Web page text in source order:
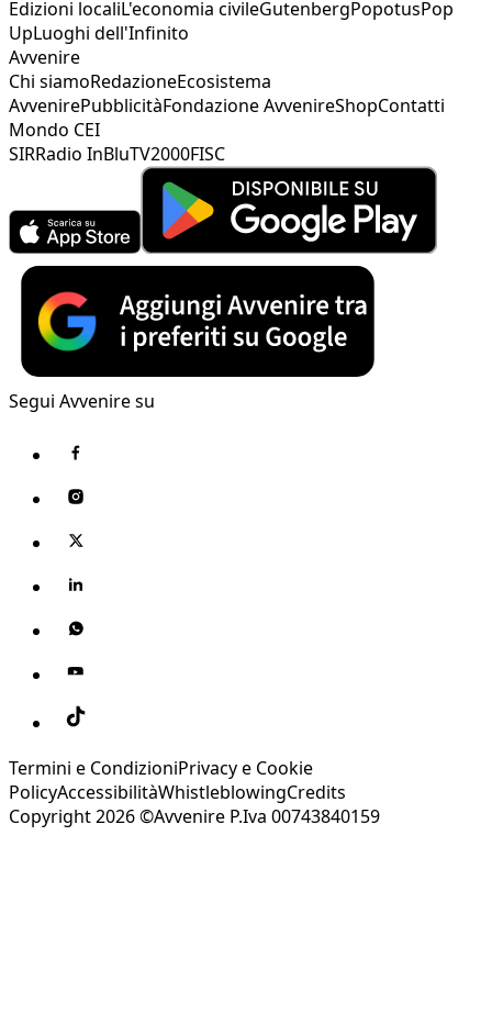
Edizioni localiL'economia civileGutenbergPopotusPop
UpLuoghi dell'Infinito
Avvenire
Chi siamoRedazioneEcosistema
AvvenirePubblicitàFondazione AvvenireShopContatti
Mondo CEI
SIRRadio InBluTV2000FISC
Segui Avvenire su
Termini e CondizioniPrivacy e Cookie
PolicyAccessibilitàWhistleblowingCredits
Copyright 2026 ©Avvenire P.Iva 00743840159